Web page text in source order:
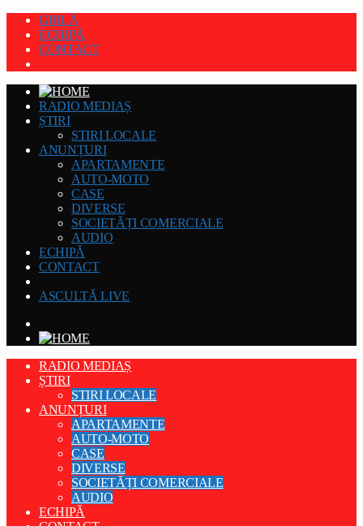
GRILĂ
ECHIPĂ
CONTACT
RADIO MEDIAȘ
ȘTIRI
STIRI LOCALE
ANUNȚURI
APARTAMENTE
AUTO-MOTO
CASE
DIVERSE
SOCIETĂȚI COMERCIALE
AUDIO
ECHIPĂ
CONTACT
ASCULTĂ LIVE
RADIO MEDIAȘ
ȘTIRI
STIRI LOCALE
ANUNȚURI
APARTAMENTE
AUTO-MOTO
CASE
DIVERSE
SOCIETĂȚI COMERCIALE
AUDIO
ECHIPĂ